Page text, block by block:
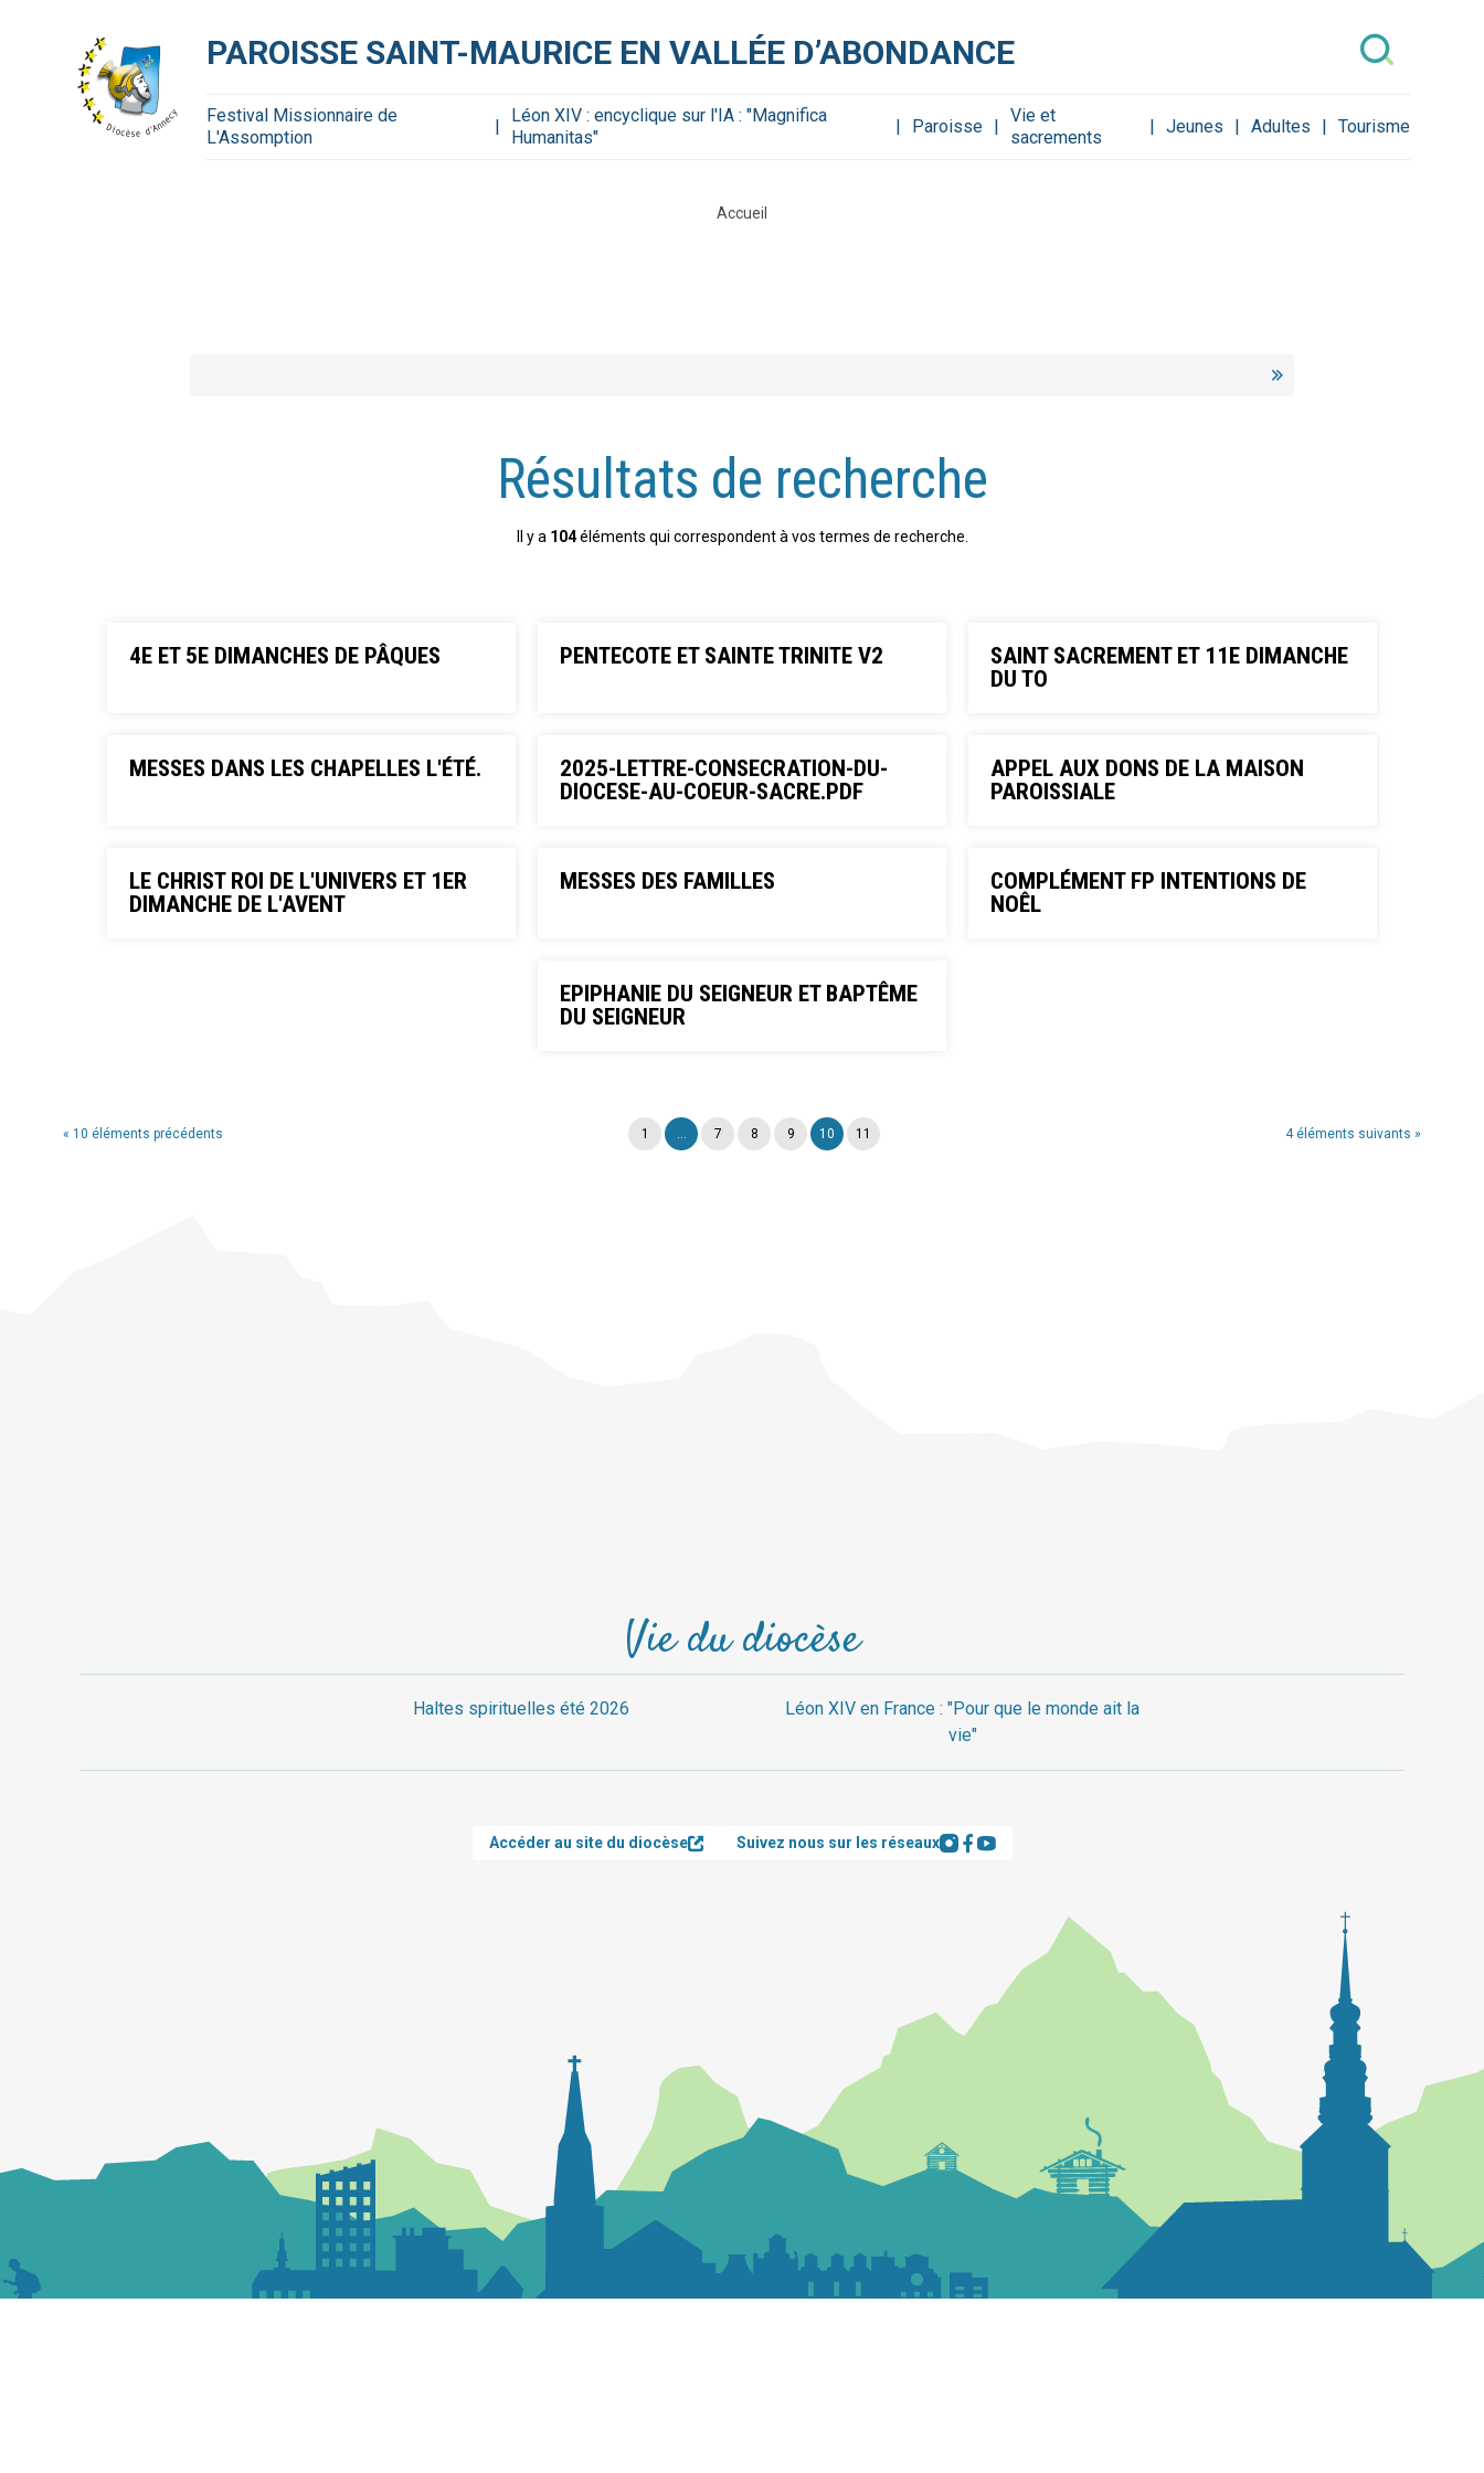
PAROISSE SAINT-MAURICE EN VALLÉE D’ABONDANCE
Festival Missionnaire de
L'Assomption
Léon XIV : encyclique sur l'IA : "Magnifica
Humanitas"
Paroisse
Vie et
sacrements
Jeunes Adultes Tourisme
Accueil
Résultats de recherche
Il y a 104éléments qui correspondent à vos termes de recherche.
4E ET 5E DIMANCHES DE PÂQUES PENTECOTE ET SAINTE TRINITE V2
SAINT SACREMENT ET 11E DIMANCHE
DU TO
MESSES DANS LES CHAPELLES L'ÉTÉ.
2025-LETTRE-CONSECRATION-DU-
DIOCESE-AU-COEUR-SACRE.PDF
APPEL AUX DONS DE LA MAISON
PAROISSIALE
LE CHRIST ROI DE L'UNIVERS ET 1ER
DIMANCHE DE L'AVENT
MESSES DES FAMILLES
COMPLÉMENT FP INTENTIONS DE
NOÊL
EPIPHANIE DU SEIGNEUR ET BAPTÊME
DU SEIGNEUR
« 10 éléments précédents 4 éléments suivants »
1 ... 7 8 9 10 11
Vie du diocèse
Haltes spirituelles été 2026
Léon XIV en France : "Pour que le monde ait la
vie"
Accéder au site du diocèse Suivez nous sur les réseaux